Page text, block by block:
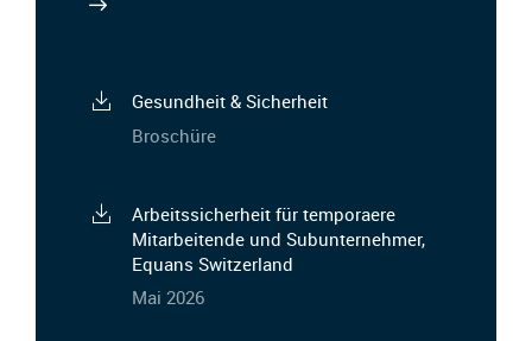
Gesundheit & Sicherheit
Broschüre
Arbeitssicherheit für temporaere
Mitarbeitende und Subunternehmer,
Equans Switzerland
Mai 2026